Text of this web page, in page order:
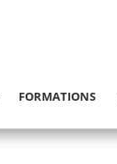
FORMATIONS